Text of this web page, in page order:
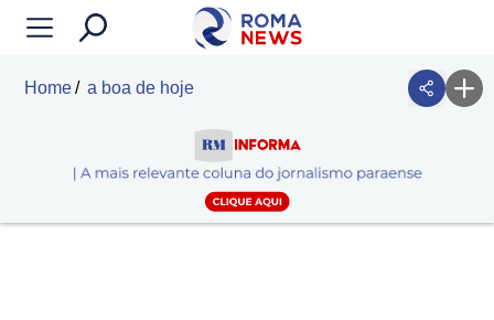
Home a boa de hoje